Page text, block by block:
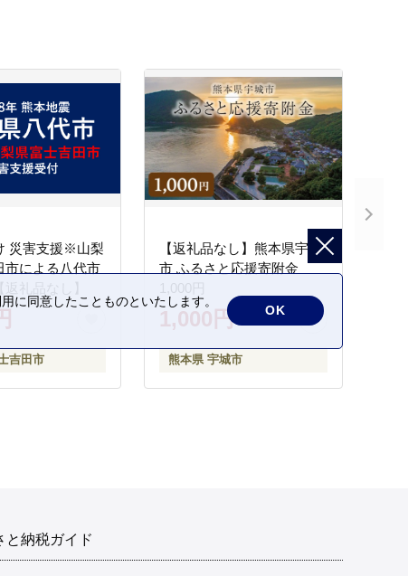
災害支援※山梨
市による八代市
返礼品なし】
吉田市
【返礼品なし】熊本県宇城
市 ふるさと応援寄附金
1,000円
1,000円
熊本県 宇城市
と納税ガイド
に同意したことものといたします。
OK